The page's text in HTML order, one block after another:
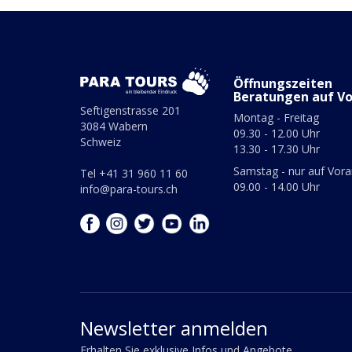
Seftigenstrasse 201
3084 Wabern
Schweiz
Tel +41 31 960 11 60
info@para-tours.ch
Öffnungszeiten
Beratungen auf
Montag - Freitag
09.30 - 12.00 Uhr
13.30 - 17.30 Uhr
Samstag - nur auf
09.00 - 14.00 Uhr
Newsletter anmelden